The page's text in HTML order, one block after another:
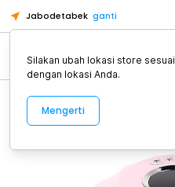
Jabodetabek ganti
Alat Kopi
Silakan ubah lokasi store sesuai
dengan lokasi Anda.
Mengerti